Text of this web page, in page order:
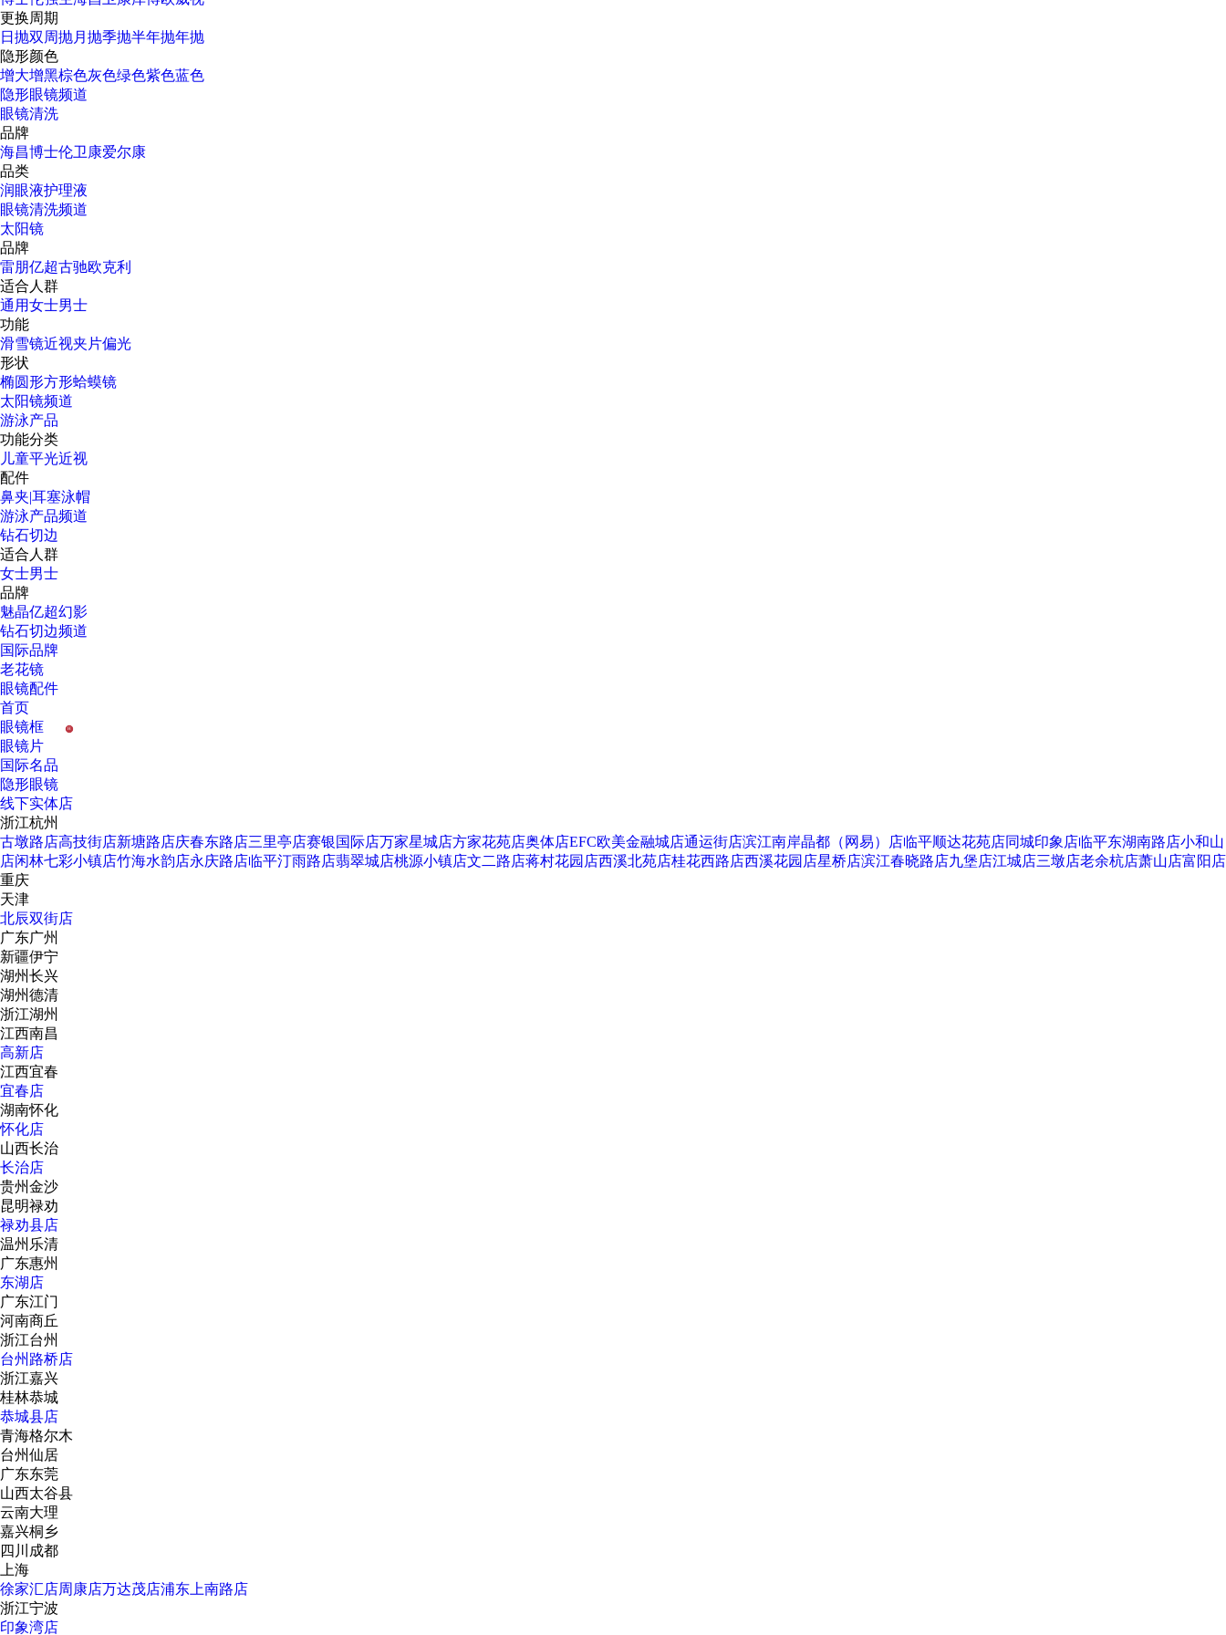
更换周期
日抛双周抛月抛季抛半年抛年抛
隐形颜色
增大增黑棕色灰色绿色紫色蓝色
隐形眼镜频道
眼镜清洗
品牌
海昌博士伦卫康爱尔康
品类
润眼液护理液
眼镜清洗频道
太阳镜
品牌
雷朋亿超古驰欧克利
适合人群
通用女士男士
功能
滑雪镜近视夹片偏光
形状
椭圆形方形蛤蟆镜
太阳镜频道
游泳产品
功能分类
儿童平光近视
配件
鼻夹|耳塞泳帽
游泳产品频道
钻石切边
适合人群
女士男士
品牌
魅晶亿超幻影
钻石切边频道
国际品牌
老花镜
眼镜配件
首页
H
眼镜框
眼镜片
国际名品
隐形眼镜
线下实体店
浙江杭州
古墩路店高技街店新塘路店庆春东路店三里亭店赛银国际店万家星城店方家花苑店奥体店EFC欧美金融城店通运街店滨江南岸晶都（网易）店临平顺达花苑店同城印象店临平东湖南路店小和山
店闲林七彩小镇店竹海水韵店永庆路店临平汀雨路店翡翠城店桃源小镇店文二路店蒋村花园店西溪北苑店桂花西路店西溪花园店星桥店滨江春晓路店九堡店江城店三墩店老余杭店萧山店富阳店
重庆
天津
北辰双街店
广东广州
新疆伊宁
湖州长兴
湖州德清
浙江湖州
江西南昌
高新店
江西宜春
宜春店
湖南怀化
怀化店
山西长治
长治店
贵州金沙
昆明禄劝
禄劝县店
温州乐清
广东惠州
东湖店
广东江门
河南商丘
浙江台州
台州路桥店
浙江嘉兴
桂林恭城
恭城县店
青海格尔木
台州仙居
广东东莞
山西太谷县
云南大理
嘉兴桐乡
四川成都
上海
徐家汇店周康店万达茂店浦东上南路店
浙江宁波
印象湾店